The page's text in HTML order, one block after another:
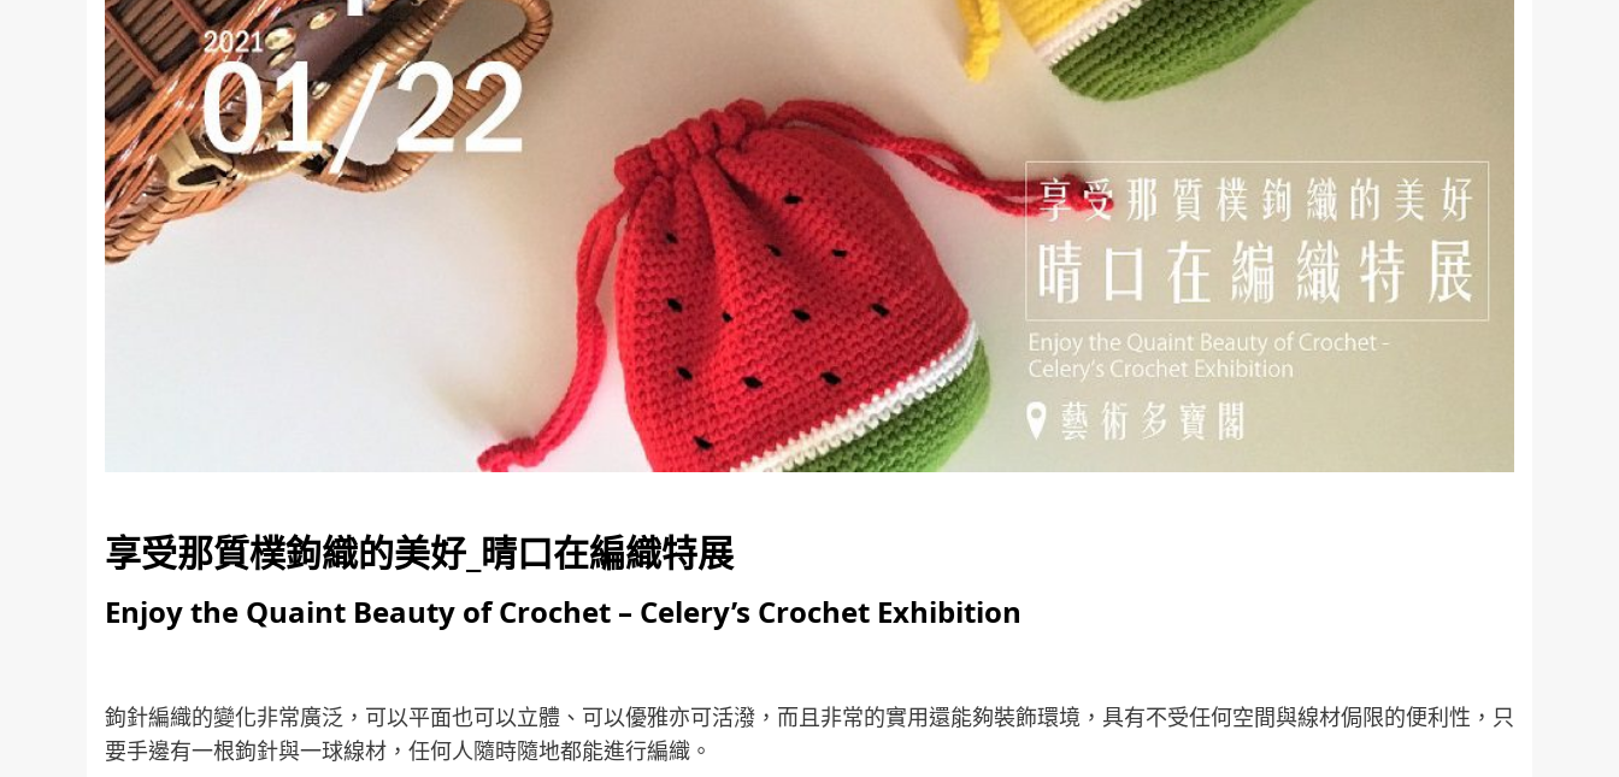
享受那質樸鉤織的美好 晴口在編織特展
Enjoy the Quaint Beauty of Crochet – Celery’s Crochet Exhibition
鉤針編織的變化非常廣泛，可以平面也可以立體、可以優雅亦可活潑，而且非常的實用還能夠裝飾環境，具有不受任何空間與線材侷限的便利性，只
要手邊有一根鉤針與一球線材，任何人隨時隨地都能進行編織。